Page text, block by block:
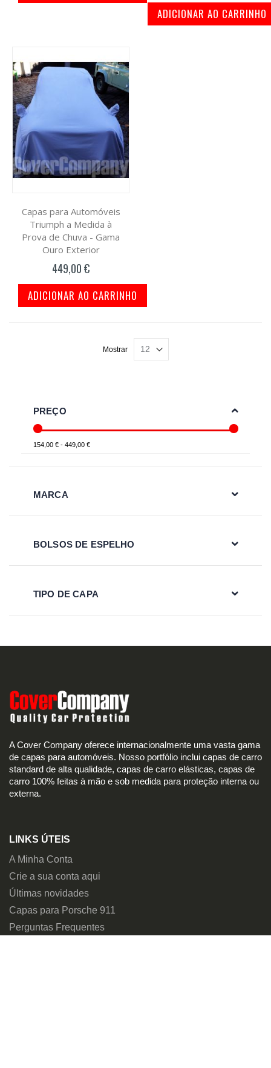
ADICIONAR AO CARRINHO
Capas para Automóveis
Triumph a Medida à
Prova de Chuva - Gama
Ouro Exterior
449,00 €
ADICIONAR AO CARRINHO
Mostrar
PREÇO
154,00 € - 449,00 €
MARCA
BOLSOS DE ESPELHO
TIPO DE CAPA
A Cover Company oferece internacionalmente uma vasta gama
de capas para automóveis. Nosso portfólio inclui capas de carro
standard de alta qualidade, capas de carro elásticas, capas de
carro 100% feitas à mão e sob medida para proteção interna ou
externa.
LINKS ÚTEIS
A Minha Conta
Crie a sua conta aqui
Últimas novidades
Capas para Porsche 911
Perguntas Frequentes